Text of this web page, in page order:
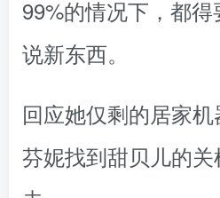
99%的情况下，都
说新东西。
回应她仅剩的居家
芬妮找到甜贝儿的